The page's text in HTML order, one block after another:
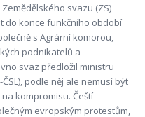
svazu (ZS)
do konce funkčního období
s Agrární komorou,
podnikatelů a
svaz předložil ministru
podle něj ale nemusí být
kompromisu. Čeští
evropským protestům,